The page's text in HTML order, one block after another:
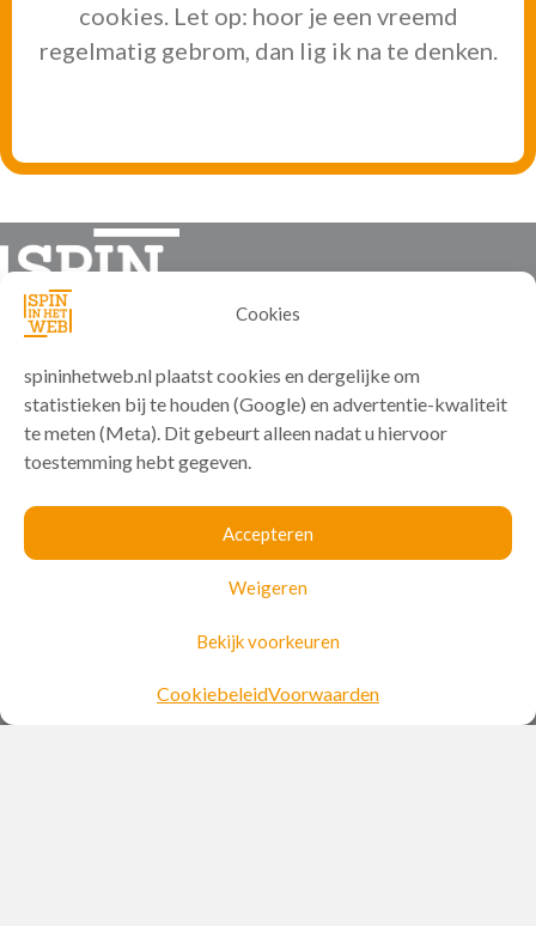
Cookies
spininhetweb.nl plaatst cookies en dergelijke om
statistieken bij te houden (Google) en advertentie-kwaliteit
te meten (Meta). Dit gebeurt alleen nadat u hiervoor
toestemming hebt gegeven.
Accepteren
Weigeren
Bekijk voorkeuren
CookiebeleidVoorwaarden
cookies. Let op: hoor je een vreemd
regelmatig gebrom, dan lig ik na te denken.